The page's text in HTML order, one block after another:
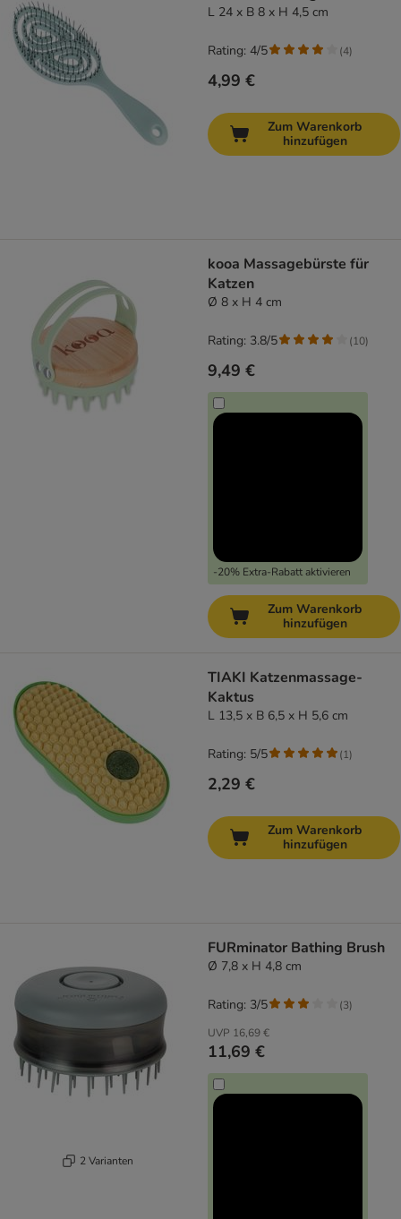
L 24 x B 8 x H 4,5 cm
4,99 €
Rating: 4/5 (4)
Zum Warenkorb
hinzufügen
kooa Massagebürste für
Katzen
Ø 8 x H 4 cm
9,49 €
-20% Extra-Rabatt aktivieren
Rating: 3.8/5 (10)
Zum Warenkorb
hinzufügen
TIAKI Katzenmassage-
Kaktus
L 13,5 x B 6,5 x H 5,6 cm
2,29 €
Rating: 5/5 (1)
Zum Warenkorb
hinzufügen
2 Varianten
FURminator Bathing Brush
Ø 7,8 x H 4,8 cm
UVP 16,69 €
11,69 €
Rating: 3/5 (3)